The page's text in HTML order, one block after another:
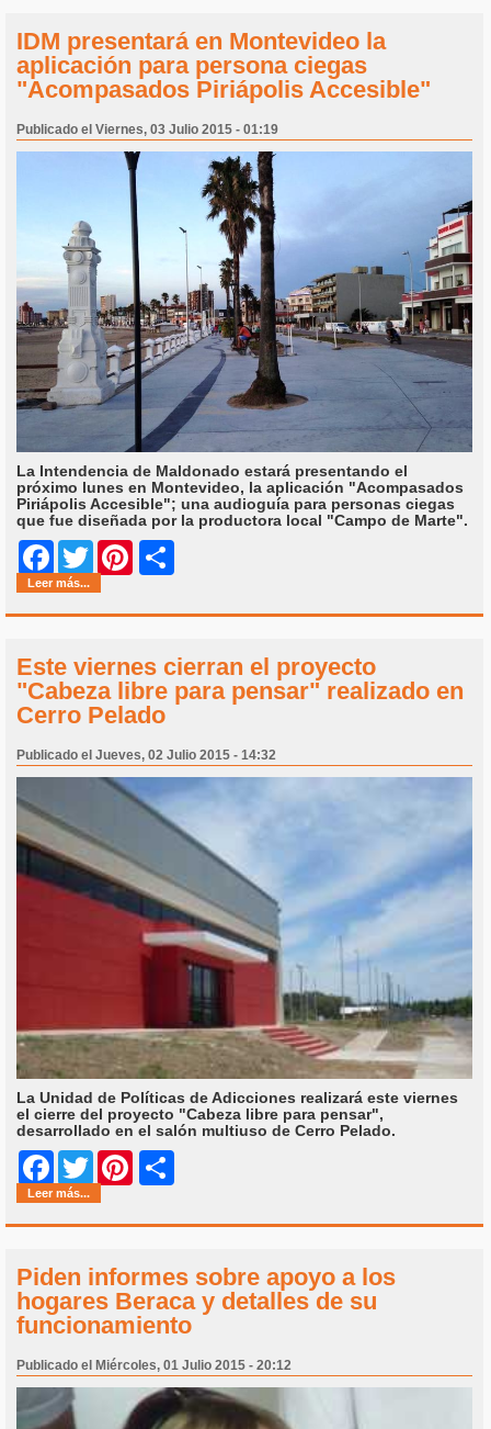
IDM presentará en Montevideo la
aplicación para persona ciegas
"Acompasados Piriápolis Accesible"
Publicado el Viernes, 03 Julio 2015 - 01:19
La Intendencia de Maldonado estará presentando el
próximo lunes en Montevideo, la aplicación "Acompasados
Piriápolis Accesible"; una audioguía para personas ciegas
que fue diseñada por la productora local "Campo de Marte".
Facebook
Twitter Pinterest
Leer más...
Este viernes cierran el proyecto
"Cabeza libre para pensar" realizado en
Cerro Pelado
Publicado el Jueves, 02 Julio 2015 - 14:32
La Unidad de Políticas de Adicciones realizará este viernes
el cierre del proyecto "Cabeza libre para pensar",
desarrollado en el salón multiuso de Cerro Pelado.
Facebook
Twitter Pinterest
Leer más...
Piden informes sobre apoyo a los
hogares Beraca y detalles de su
funcionamiento
Publicado el Miércoles, 01 Julio 2015 - 20:12